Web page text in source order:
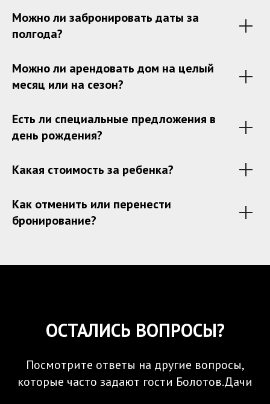
Можно ли забронировать даты за
полгода?
Можно ли арендовать дом на целый
месяц или на сезон?
Есть ли специальные предложения в
день рождения?
Какая стоимость за ребенка?
Как отменить или перенести
бронирование?
ОСТАЛИСЬ ВОПРОСЫ?
Посмотрите ответы на другие вопросы,
которые часто задают гости Болотов.Дачи